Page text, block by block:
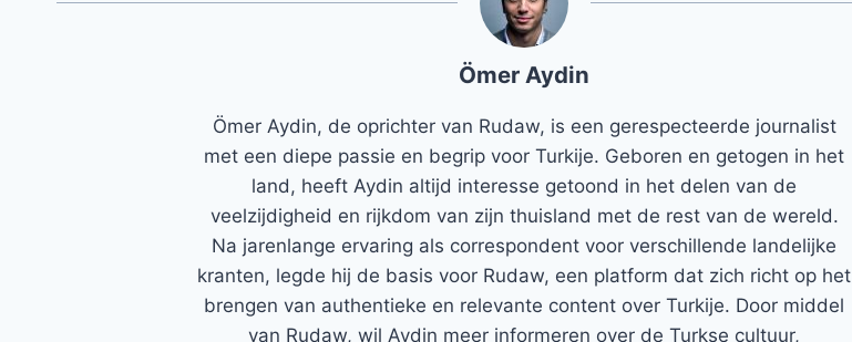
Ömer Aydin
Ömer Aydin, de oprichter van Rudaw, is een gerespecteerde journalist
met een diepe passie en begrip voor Turkije. Geboren en getogen in het
land, heeft Aydin altijd interesse getoond in het delen van de
veelzijdigheid en rijkdom van zijn thuisland met de rest van de wereld.
Na jarenlange ervaring als correspondent voor verschillende landelijke
kranten, legde hij de basis voor Rudaw, een platform dat zich richt op het
brengen van authentieke en relevante content over Turkije. Door middel
van Rudaw, wil Aydin meer informeren over de Turkse cultuur,